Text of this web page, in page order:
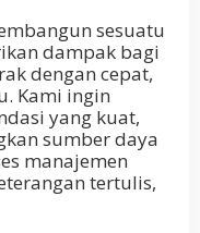
sesuatu
dampak bagi
dengan cepat,
Kami ingin
yang kuat,
sumber daya
manajemen
tertulis,